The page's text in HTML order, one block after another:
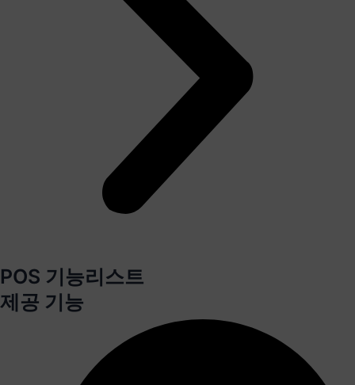
POS 기능리스트
제공 기능